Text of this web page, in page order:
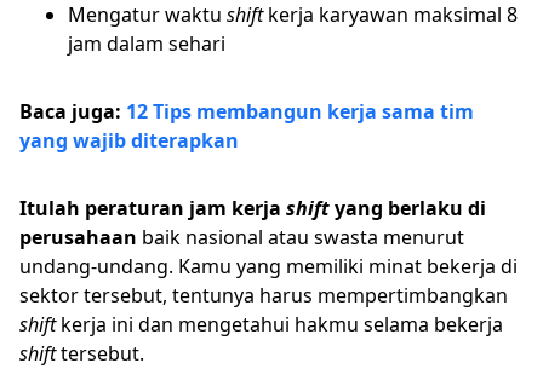
Mengatur waktu shiftkerja karyawan maksimal 8
jam dalam sehari
Baca juga: 12 Tips membangun kerja sama tim
yang wajib diterapkan
Itulah peraturan jam kerja shiftyang berlaku di
perusahaan baik nasional atau swasta menurut
undang-undang. Kamu yang memiliki minat bekerja di
sektor tersebut, tentunya harus mempertimbangkan
shiftkerja ini dan mengetahui hakmu selama bekerja
shifttersebut.